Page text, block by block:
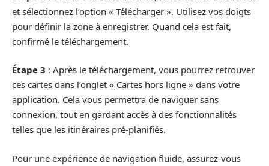
et sélectionnez l’option « Télécharger ». Utilisez vos doigts
pour définir la zone à enregistrer. Quand cela est fait,
confirmé le téléchargement.
Étape 3 : Après le téléchargement, vous pourrez retrouver
ces cartes dans l’onglet « Cartes hors ligne » dans votre
application. Cela vous permettra de naviguer sans
connexion, tout en gardant accès à des fonctionnalités
telles que les itinéraires pré-planifiés.
Pour une expérience de navigation fluide, assurez-vous